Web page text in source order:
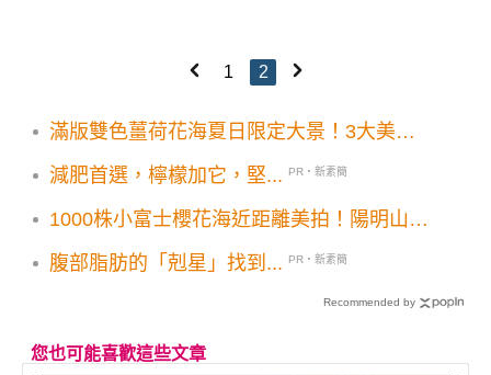
1 2
滿版雙色薑荷花海夏日限定大景！3大美拍
減肥首選，檸檬加它，堅...
PR・新素簡
1000株小富士櫻花海近距離美拍！陽明山賞
腹部脂肪的「剋星」找到...
PR・新素簡
Recommended by
您也可能喜歡這些文章